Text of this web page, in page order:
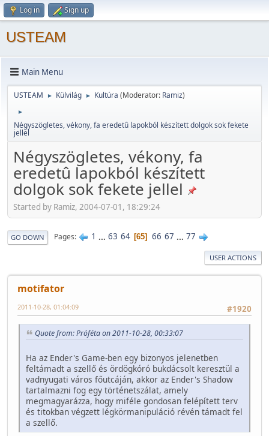
Log in Sign up
USTEAM
Main Menu
USTEAM ► Külvilág ► Kultúra (Moderator: Ramiz)
►
Négyszögletes, vékony, fa eredetû lapokból készített dolgok sok fekete
jellel
Négyszögletes, vékony, fa
eredetû lapokból készített
dolgok sok fekete jellel
Started by Ramiz, 2004-07-01, 18:29:24
GO DOWN Pages 1 ... 63 64 65 66 67 ... 77
USER ACTIONS
motifator
#1920
2011-10-28, 01:04:09
Quote from: Próféta on 2011-10-28, 00:33:07
Ha az Ender's Game-ben egy bizonyos jelenetben
feltámadt a szellő és ördögkóró bukdácsolt keresztül a
vadnyugati város főutcáján, akkor az Ender's Shadow
tartalmazni fog egy történetszálat, amely
megmagyarázza, hogy miféle gondosan felépített terv
és titokban végzett légkörmanipuláció révén támadt fel
a szellő.